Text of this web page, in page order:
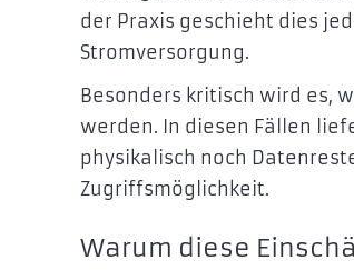
der Praxis geschieht dies
Stromversorgung.
Besonders kritisch wird es,
werden. In diesen Fällen
physikalisch noch
Zugriffsmöglichkeit.
Warum diese